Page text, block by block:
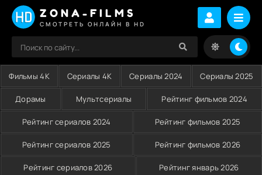
ZONA-FILMS
СМОТРЕТЬ ОНЛАЙН В HD
Фильмы 4K Сериалы 4K Сериалы 2024 Сериалы 2025
Дорамы Мультсериалы Рейтинг фильмов 2024
Рейтинг сериалов 2024 Рейтинг фильмов 2025
Рейтинг сериалов 2025 Рейтинг фильмов 2026
Рейтинг сериалов 2026 Рейтинг январь 2026